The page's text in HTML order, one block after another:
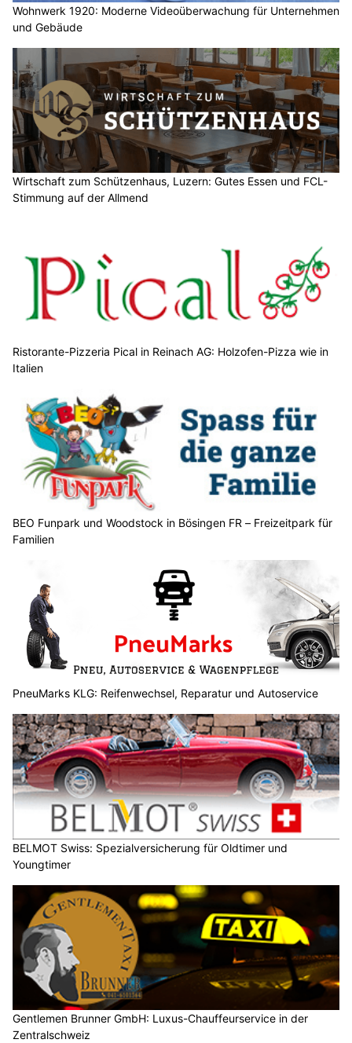
Wohnwerk 1920: Moderne Videoüberwachung für Unternehmen
und Gebäude
Wirtschaft zum Schützenhaus, Luzern: Gutes Essen und FCL-
Stimmung auf der Allmend
Ristorante-Pizzeria Pical in Reinach AG: Holzofen-Pizza wie in
Italien
BEO Funpark und Woodstock in Bösingen FR – Freizeitpark für
Familien
PneuMarks KLG: Reifenwechsel, Reparatur und Autoservice
BELMOT Swiss: Spezialversicherung für Oldtimer und
Youngtimer
Gentlemen Brunner GmbH: Luxus-Chauffeurservice in der
Zentralschweiz